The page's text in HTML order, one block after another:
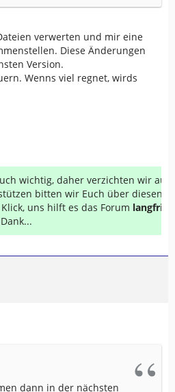
verwerten und mir eine
Diese Änderungen
Version.
Wenns viel regnet, wirds
wichtig, daher verzichten wir auf
bitten wir Euch über diesen
uns hilft es das Forum
dann in der nächsten